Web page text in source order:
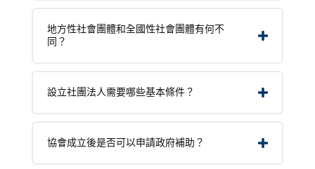
地方性社會團體和全國性社會團體有何不
同？
設立社團法人需要哪些基本條件？
協會成立後是否可以申請政府補助？